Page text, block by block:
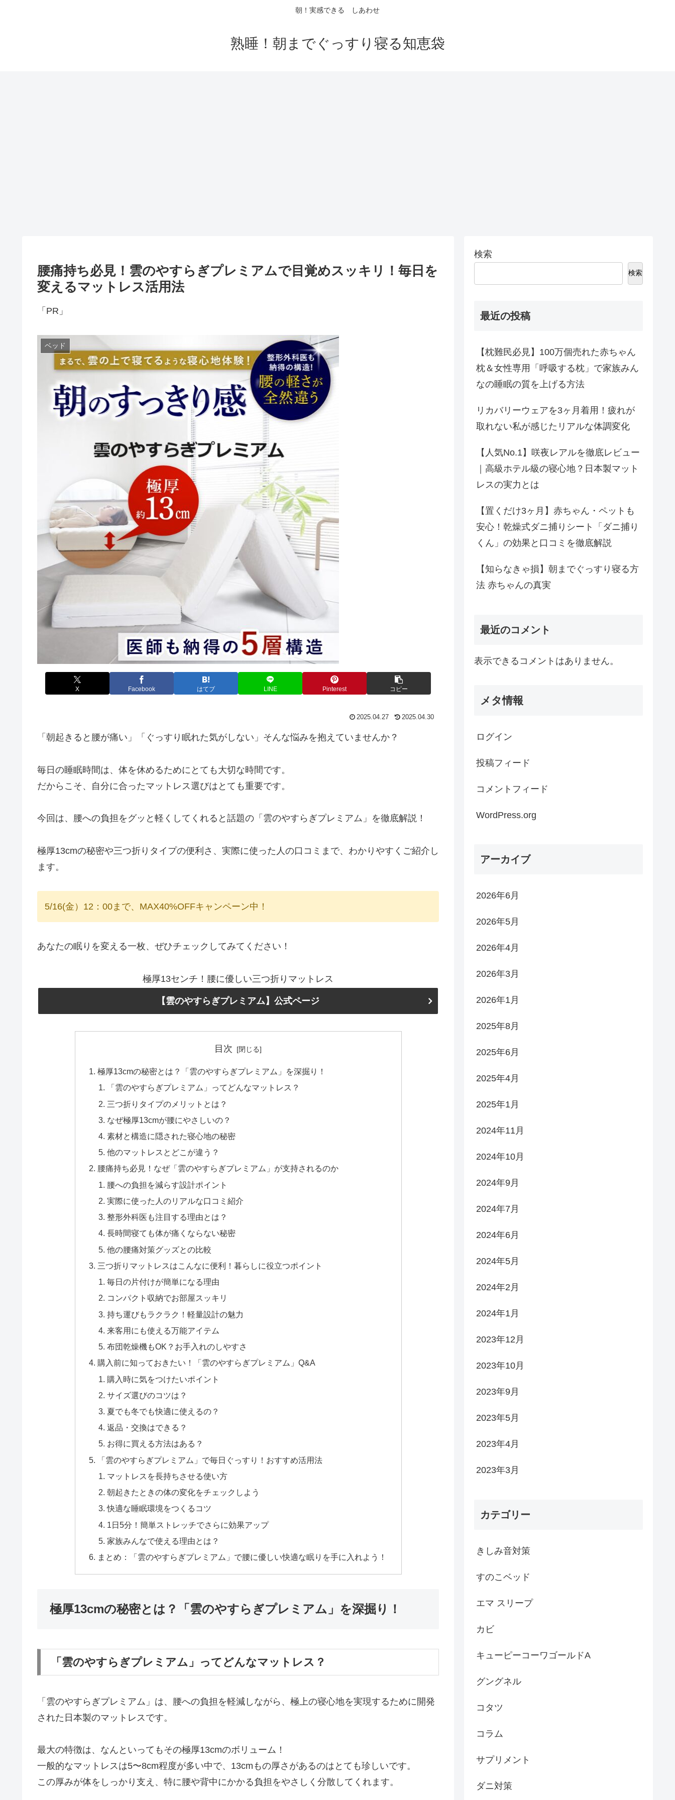
朝！実感できる しあわせ
熟睡！朝までぐっすり寝る知恵袋
腰痛持ち必見！雲のやすらぎプレミアムで目覚めスッキリ！毎日を
変えるマットレス活用法
「PR」
ベッド
X Facebook はてブ LINE Pinterest コピー
2025.04.27 2025.04.30
「朝起きると腰が痛い」「ぐっすり眠れた気がしない」そんな悩みを抱えていませんか？
毎日の睡眠時間は、体を休めるためにとても大切な時間です。
だからこそ、自分に合ったマットレス選びはとても重要です。
今回は、腰への負担をグッと軽くしてくれると話題の「雲のやすらぎプレミアム」を徹底解説！
極厚13cmの秘密や三つ折りタイプの便利さ、実際に使った人の口コミまで、わかりやすくご紹介し
ます。
5/16(金）12：00まで、MAX40%OFFキャンペーン中！
あなたの眠りを変える一枚、ぜひチェックしてみてください！
極厚13センチ！腰に優しい三つ折りマットレス
【雲のやすらぎプレミアム】公式ページ
目次
極厚13cmの秘密とは？「雲のやすらぎプレミアム」を深掘り！
「雲のやすらぎプレミアム」ってどんなマットレス？
三つ折りタイプのメリットとは？
なぜ極厚13cmが腰にやさしいの？
素材と構造に隠された寝心地の秘密
他のマットレスとどこが違う？
腰痛持ち必見！なぜ「雲のやすらぎプレミアム」が支持されるのか
腰への負担を減らす設計ポイント
実際に使った人のリアルな口コミ紹介
整形外科医も注目する理由とは？
長時間寝ても体が痛くならない秘密
他の腰痛対策グッズとの比較
三つ折りマットレスはこんなに便利！暮らしに役立つポイント
毎日の片付けが簡単になる理由
コンパクト収納でお部屋スッキリ
持ち運びもラクラク！軽量設計の魅力
来客用にも使える万能アイテム
布団乾燥機もOK？お手入れのしやすさ
購入前に知っておきたい！「雲のやすらぎプレミアム」Q&A
購入時に気をつけたいポイント
サイズ選びのコツは？
夏でも冬でも快適に使えるの？
返品・交換はできる？
お得に買える方法はある？
「雲のやすらぎプレミアム」で毎日ぐっすり！おすすめ活用法
マットレスを長持ちさせる使い方
朝起きたときの体の変化をチェックしよう
快適な睡眠環境をつくるコツ
1日5分！簡単ストレッチでさらに効果アップ
家族みんなで使える理由とは？
まとめ：「雲のやすらぎプレミアム」で腰に優しい快適な眠りを手に入れよう！
極厚13cmの秘密とは？「雲のやすらぎプレミアム」を深掘り！
「雲のやすらぎプレミアム」ってどんなマットレス？
「雲のやすらぎプレミアム」は、腰への負担を軽減しながら、極上の寝心地を実現するために開発
された日本製のマットレスです。
最大の特徴は、なんといってもその極厚13cmのボリューム！
一般的なマットレスは5〜8cm程度が多い中で、13cmもの厚さがあるのはとても珍しいです。
この厚みが体をしっかり支え、特に腰や背中にかかる負担をやさしく分散してくれます。
検索
検索
最近の投稿
【枕難民必見】100万個売れた赤ちゃん
枕＆女性専用「呼吸する枕」で家族みん
なの睡眠の質を上げる方法
リカバリーウェアを3ヶ月着用！疲れが
取れない私が感じたリアルな体調変化
【人気No.1】咲夜レアルを徹底レビュー
｜高級ホテル級の寝心地？日本製マット
レスの実力とは
【置くだけ3ヶ月】赤ちゃん・ペットも
安心！乾燥式ダニ捕りシート「ダニ捕り
くん」の効果と口コミを徹底解説
【知らなきゃ損】朝までぐっすり寝る方
法 赤ちゃんの真実
最近のコメント
表示できるコメントはありません。
メタ情報
ログイン
投稿フィード
コメントフィード
WordPress.org
アーカイブ
2026年6月
2026年5月
2026年4月
2026年3月
2026年1月
2025年8月
2025年6月
2025年4月
2025年1月
2024年11月
2024年10月
2024年9月
2024年7月
2024年6月
2024年5月
2024年2月
2024年1月
2023年12月
2023年10月
2023年9月
2023年5月
2023年4月
2023年3月
カテゴリー
きしみ音対策
すのこベッド
エマ スリープ
カビ
キューピーコーワゴールドA
グングネル
コタツ
コラム
サプリメント
ダニ対策